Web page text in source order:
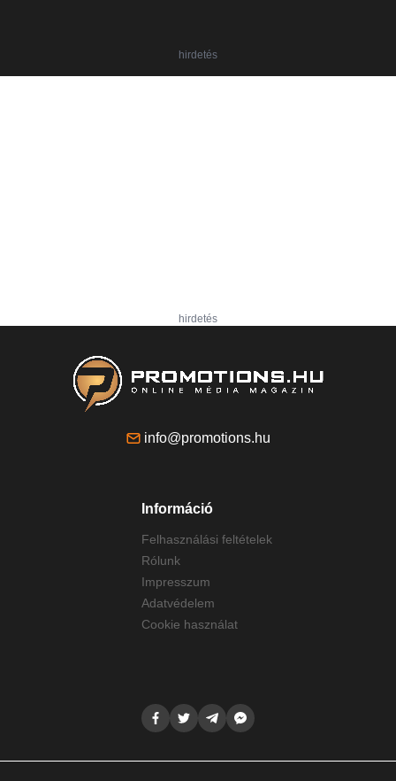
hirdetés
hirdetés
info@promotions.hu
Információ
Felhasználási feltételek
Rólunk
Impresszum
Adatvédelem
Cookie használat